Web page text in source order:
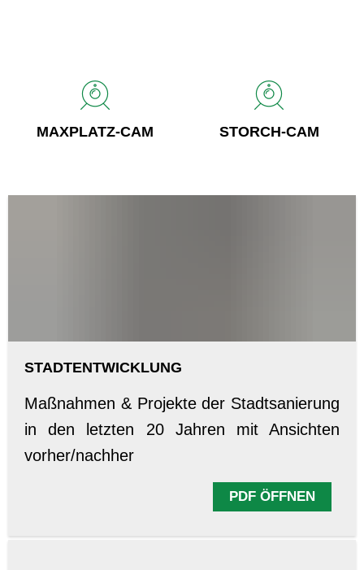
MAXPLATZ-CAM STORCH-CAM
STADTENTWICKLUNG
Maßnahmen & Projekte der Stadtsanierung
in den letzten 20 Jahren mit Ansichten
vorher/nachher
PDF ÖFFNEN